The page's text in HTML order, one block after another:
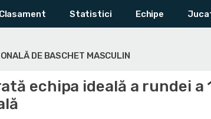
Clasament Statistici Echipe
DE BASCHET MASCULIN
echipa ideală a rundei a